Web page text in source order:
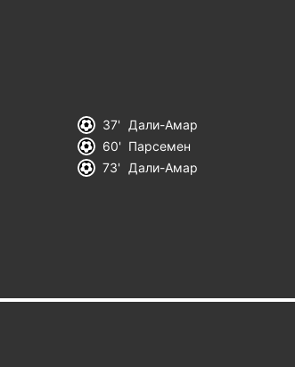
37
Дали-Амар
60
Парсемен
73
Дали-Амар